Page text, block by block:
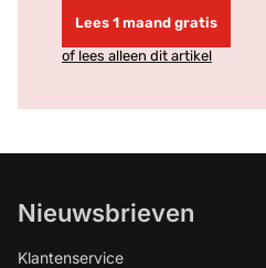
Lees 1 maand gratis
of lees alleen dit artikel
Nieuwsbrieven
Klantenservice